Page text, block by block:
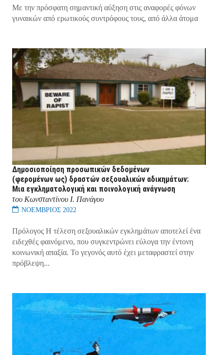
Με την πρόσφατη σημαντική αύξηση στις αναφορές φόνων
γυναικών από ερωτικούς συντρόφους τους, από άλλα άτομα
Δημοσιοποίηση προσωπικών δεδομένων
(φερομένων ως) δραστών σεξουαλικών αδικημάτων:
Μια εγκληματολογική και ποινολογική ανάγνωση
του Κωνσταντίνου Ι. Πανάγου
ΝΟΕΜΒΡΙΟΣ 2022
Πρόλογος Η τέλεση σεξουαλικών εγκλημάτων αποτελεί ένα
ειδεχθές φαινόμενο, που συγκεντρώνει εύλογα την έντονη
κοινωνική απαξία. Το γεγονός αυτό έχει μεταφραστεί στην
πρόβλεψη...